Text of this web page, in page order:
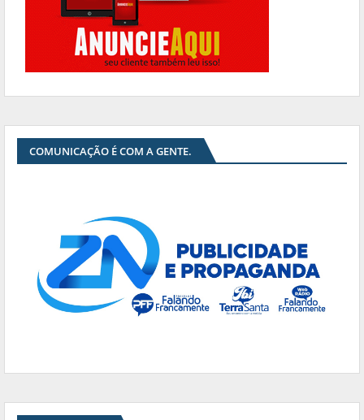
COMUNICAÇÃO É COM A GENTE.